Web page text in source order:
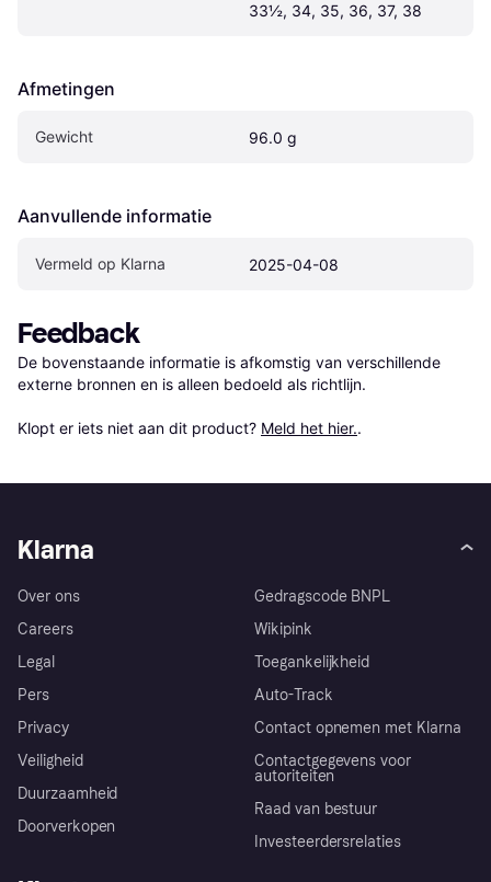
33½, 34, 35, 36, 37, 38
Afmetingen
Gewicht 96.0 g
Aanvullende informatie
Vermeld op Klarna 2025-04-08
Feedback
De bovenstaande informatie is afkomstig van verschillende
externe bronnen en is alleen bedoeld als richtlijn.
Klopt er iets niet aan dit product? Meld het hier..
Klarna
Over ons
Careers
Legal
Pers
Privacy
Veiligheid
Duurzaamheid
Doorverkopen
Gedragscode BNPL
Wikipink
Toegankelijkheid
Auto-Track
Contact opnemen met Klarna
Contactgegevens voor
autoriteiten
Raad van bestuur
Investeerdersrelaties